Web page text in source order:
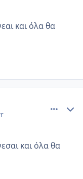
και όλα θα
και όλα θα